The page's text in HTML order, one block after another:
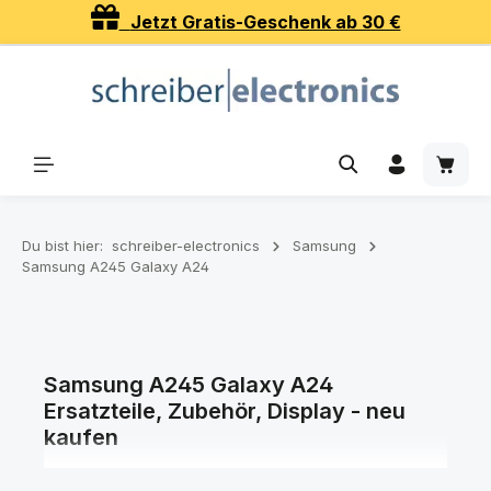
Zum Hauptinhalt springenJetzt Gratis-Geschenk ab 30 €
Du bist hier: schreiber-electronics
Samsung
Samsung A245 Galaxy A24
Samsung A245 Galaxy A24
Ersatzteile, Zubehör, Display - neu
kaufen